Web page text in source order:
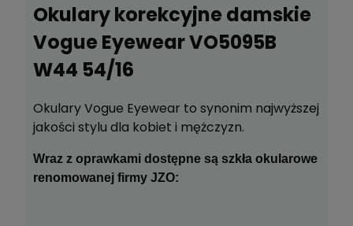
powiadom o
dostępności
Zapytaj o produkt
Okulary korekcyjne damskie
Vogue Eyewear VO5095B
W44 54/16
Okulary Vogue Eyewear to synonim najwyższej
jakości stylu dla kobiet i mężczyzn.
Wraz z oprawkami dostępne są szkła okularowe
renomowanej firmy JZO: